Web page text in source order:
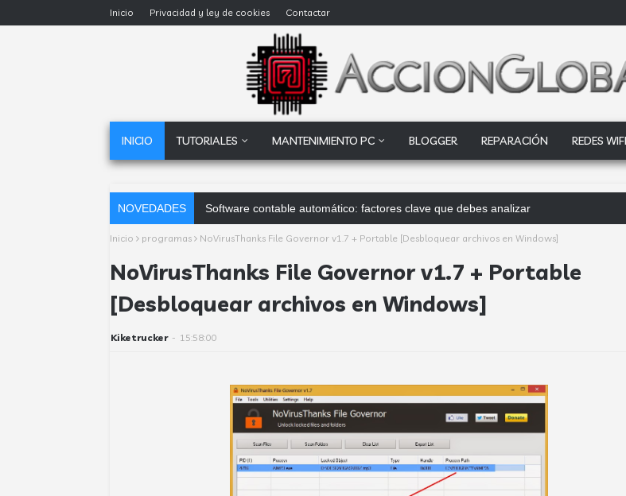
Inicio Privacidad y ley de cookies Contactar
INICIO TUTORIALES MANTENIMIENTO PC BLOGGER REPARACIÓN REDES WIFI
NOVEDADES Software contable automático: factores clave que debes analizar
Inicio programas NoVirusThanks File Governor v1.7 + Portable [Desbloquear archivos en Windows]
NoVirusThanks File Governor v1.7 + Portable
[Desbloquear archivos en Windows]
Kiketrucker - 15:58:00